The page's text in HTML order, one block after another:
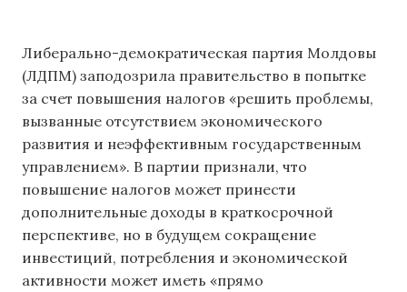
Либерально-демократическая партия Молдовы
(ЛДПМ) заподозрила правительство в попытке
за счет повышения налогов «решить проблемы,
вызванные отсутствием экономического
развития и неэффективным государственным
управлением». В партии признали, что
повышение налогов может принести
дополнительные доходы в краткосрочной
перспективе, но в будущем сокращение
инвестиций, потребления и экономической
активности может иметь «прямо